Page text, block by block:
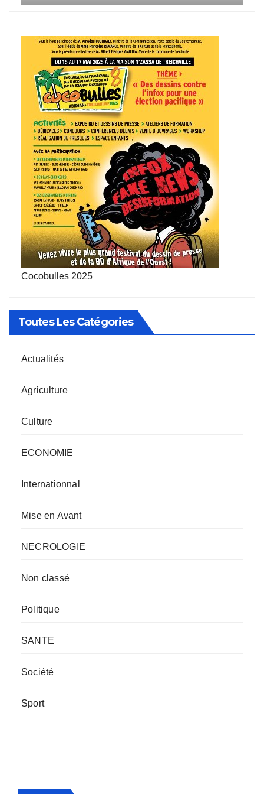
Cocobulles 2025
Toutes Les Catégories
Actualités
Agriculture
Culture
ECONOMIE
Internationnal
Mise en Avant
NECROLOGIE
Non classé
Politique
SANTE
Société
Sport